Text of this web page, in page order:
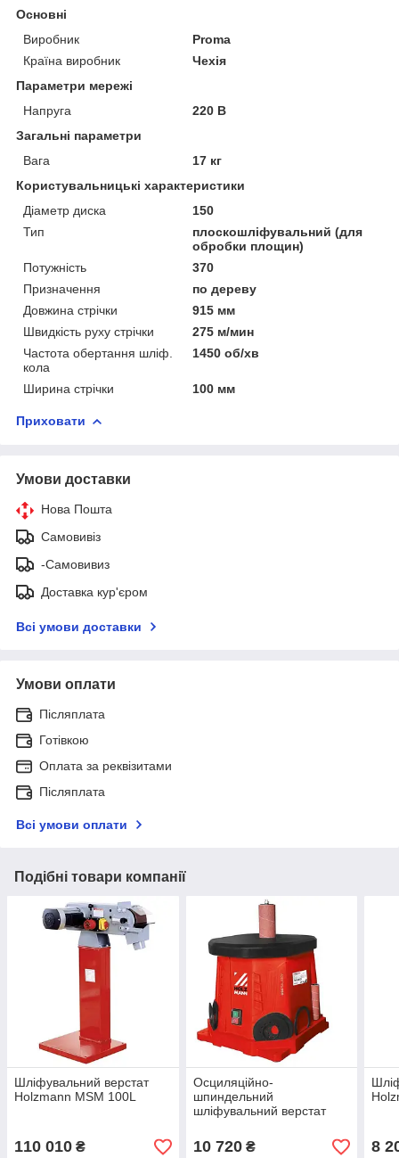
Основні
Виробник
Proma
Країна виробник
Чехія
Параметри мережі
Напруга
220 В
Загальні параметри
Вага
17 кг
Користувальницькі характеристики
Діаметр диска
150
Тип
плоскошліфувальний (для
обробки площин)
Потужність
370
Призначення
по дереву
Довжина стрічки
915 мм
Швидкість руху стрічки
275 м/мин
Частота обертання шліф.
кола
1450 об/хв
Ширина стрічки 100 мм
Приховати
Умови доставки
Нова Пошта
Самовивіз
-Самовивиз
Доставка кур'єром
Всі умови доставки
Умови оплати
Післяплата
Готівкою
Оплата за реквізитами
Післяплата
Всі умови оплати
Подібні товари компанії
Шліфувальний верстат
Holzmann MSM 100L
110 010 ₴
Осциляційно-
шпиндельний
шліфувальний верстат
10 720₴ 8